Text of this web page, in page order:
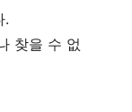
.
찾을 수 없